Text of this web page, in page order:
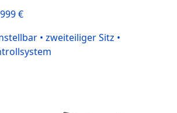
€
• zweiteiliger Sitz •